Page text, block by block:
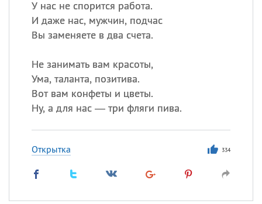
У нас не спорится работа.
И даже нас, мужчин, подчас
Вы заменяете в два счета.
Не занимать вам красоты,
Ума, таланта, позитива.
Вот вам конфеты и цветы.
Ну, а для нас — три фляги пива.
Открытка 334